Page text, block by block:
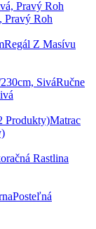
Pravý Roh
Regál Z Masívu
Ručne
Matrac
Rastlina
Posteľná